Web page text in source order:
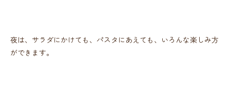
夜は、サラダにかけても、パスタにあえても、いろんな楽しみ方
ができます。